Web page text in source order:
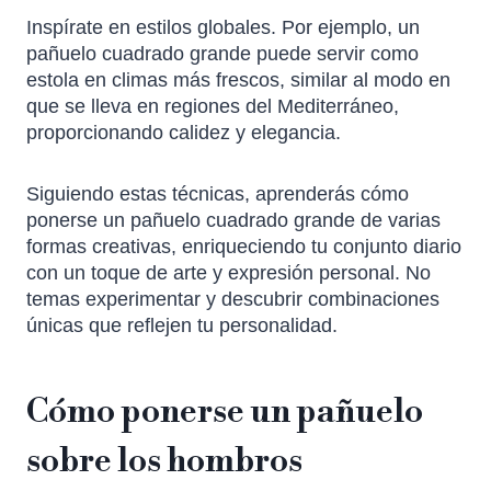
Inspírate en estilos globales. Por ejemplo, un
pañuelo cuadrado grande puede servir como
estola en climas más frescos, similar al modo en
que se lleva en regiones del Mediterráneo,
proporcionando calidez y elegancia.
Siguiendo estas técnicas, aprenderás cómo
ponerse un pañuelo cuadrado grande de varias
formas creativas, enriqueciendo tu conjunto diario
con un toque de arte y expresión personal. No
temas experimentar y descubrir combinaciones
únicas que reflejen tu personalidad.
Cómo ponerse un pañuelo
sobre los hombros